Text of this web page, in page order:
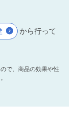
から行って
で、商品の効果や性